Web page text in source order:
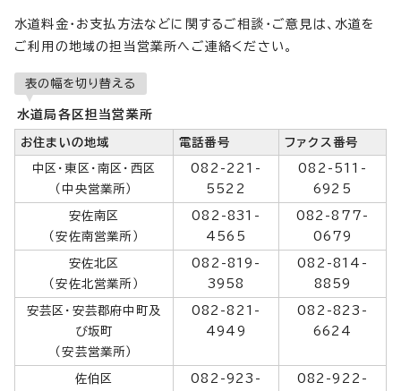
水道料金・お支払方法などに関するご相談・ご意見は、水道を
ご利用の地域の担当営業所へご連絡ください。
表の幅を切り替える
水道局各区担当営業所
お住まいの地域 電話番号 ファクス番号
中区・東区・南区・西区
（中央営業所）
082-221-
5522
082-511-
6925
安佐南区
（安佐南営業所）
082-831-
4565
082-877-
0679
安佐北区
（安佐北営業所）
082-819-
3958
082-814-
8859
安芸区・安芸郡府中町及
び坂町
（安芸営業所）
082-821-
4949
082-823-
6624
佐伯区
082-923-
082-922-